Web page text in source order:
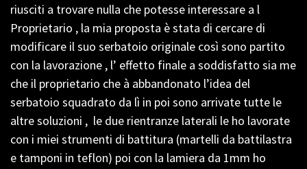
riusciti a trovare nulla che potesse interessare a l
Proprietario , la mia proposta è stata di cercare di
modificare il suo serbatoio originale così sono partito
con la lavorazione , l’ effetto finale a soddisfatto sia me
che il proprietario che à abbandonato l’idea del
serbatoio squadrato da lì in poi sono arrivate tutte le
altre soluzioni , le due rientranze laterali le ho lavorate
con i miei strumenti di battitura (martelli da battilastra
e tamponi in teflon) poi con la lamiera da 1mm ho